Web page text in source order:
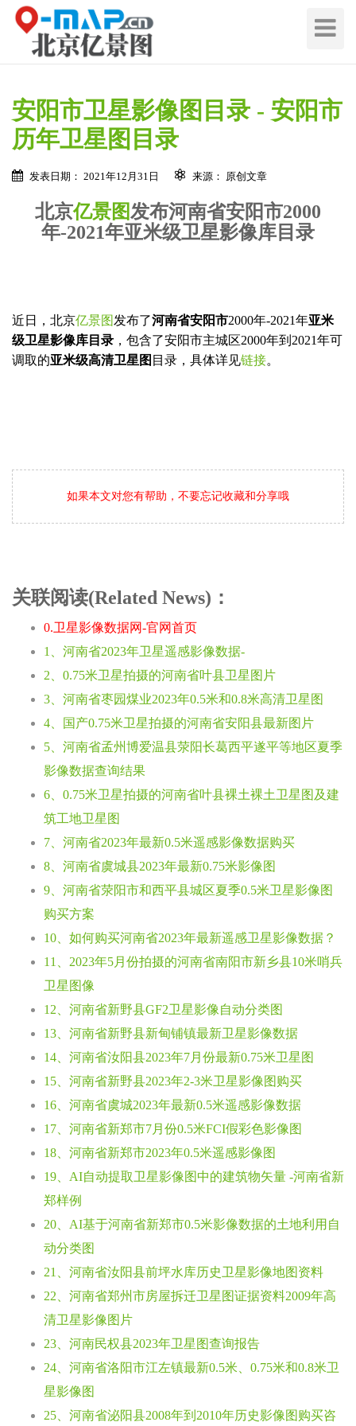
切
导
安阳市卫星影像图目录 - 安阳市
历年卫星图目录
发表日期： 2021年12月31日 来源： 原创文章
北京亿景图发布河南省安阳市2000
年-2021年亚米级卫星影像库目录
近日，北京亿景图 发布了河南省安阳市2000年-2021年亚米
级卫星影像库目录 ，包含了安阳市主城区2000年到2021年可
调取的亚米级高清卫星图 目录，具体详见链接。
如果本文对您有帮助，不要忘记收藏和分享哦
关联阅读(Related News)：
0.卫星影像数据网-官网首页
1、河南省2023年卫星遥感影像数据-
2、0.75米卫星拍摄的河南省叶县卫星图片
3、河南省枣园煤业2023年0.5米和0.8米高清卫星图
4、国产0.75米卫星拍摄的河南省安阳县最新图片
5、河南省孟州博爱温县荥阳长葛西平遂平等地区夏季
影像数据查询结果
6、0.75米卫星拍摄的河南省叶县裸土裸土卫星图及建
筑工地卫星图
7、河南省2023年最新0.5米遥感影像数据购买
8、河南省虞城县2023年最新0.75米影像图
9、河南省荥阳市和西平县城区夏季0.5米卫星影像图
购买方案
10、如何购买河南省2023年最新遥感卫星影像数据？
11、2023年5月份拍摄的河南省南阳市新乡县10米哨兵
卫星图像
12、河南省新野县GF2卫星影像自动分类图
13、河南省新野县新甸铺镇最新卫星影像数据
14、河南省汝阳县2023年7月份最新0.75米卫星图
15、河南省新野县2023年2-3米卫星影像图购买
16、河南省虞城2023年最新0.5米遥感影像数据
17、河南省新郑市7月份0.5米FCI假彩色影像图
18、河南省新郑市2023年0.5米遥感影像图
19、AI自动提取卫星影像图中的建筑物矢量 -河南省新
郑样例
20、AI基于河南省新郑市0.5米影像数据的土地利用自
动分类图
21、河南省汝阳县前坪水库历史卫星影像地图资料
22、河南省郑州市房屋拆迁卫星图证据资料2009年高
清卫星影像图片
23、河南民权县2023年卫星图查询报告
24、河南省洛阳市江左镇最新0.5米、0.75米和0.8米卫
星影像图
25、河南省泌阳县2008年到2010年历史影像图购买咨